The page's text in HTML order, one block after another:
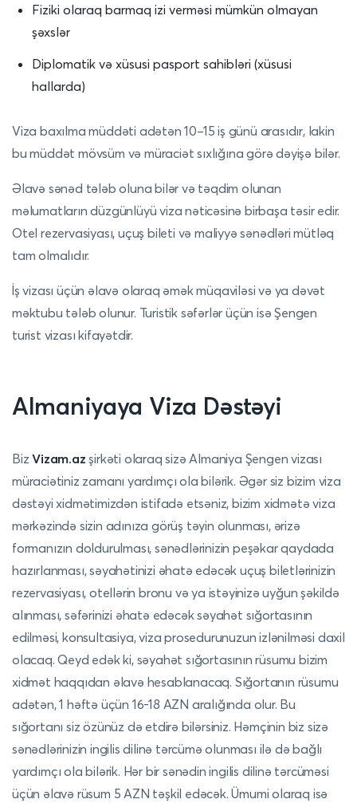
Fiziki olaraq barmaq izi verməsi mümkün olmayan
şəxslər
Diplomatik və xüsusi pasport sahibləri (xüsusi
hallarda)
Viza baxılma müddəti adətən 10–15 iş günü arasıdır, lakin
bu müddət mövsüm və müraciət sıxlığına görə dəyişə bilər.
Əlavə sənəd tələb oluna bilər və təqdim olunan
məlumatların düzgünlüyü viza nəticəsinə birbaşa təsir edir.
Otel rezervasiyası, uçuş bileti və maliyyə sənədləri mütləq
tam olmalıdır.
İş vizası üçün əlavə olaraq əmək müqaviləsi və ya dəvət
məktubu tələb olunur. Turistik səfərlər üçün isə Şengen
turist vizası kifayətdir.
Almaniyaya Viza Dəstəyi
BizVizam.az şirkəti olaraq sizə Almaniya Şengen vizası
müraciətiniz zamanı yardımçı ola bilərik. Əgər siz bizim viza
dəstəyi xidmətimizdən istifadə etsəniz, bizim xidmətə viza
mərkəzində sizin adınıza görüş təyin olunması, ərizə
formanızın doldurulması, sənədlərinizin peşəkar qaydada
hazırlanması, səyahətinizi əhatə edəcək uçuş biletlərinizin
rezervasiyası, otellərin bronu və ya istəyinizə uyğun şəkildə
alınması, səfərinizi əhatə edəcək səyahət sığortasının
edilməsi, konsultasiya, viza prosedurunuzun izlənilməsi daxil
olacaq. Qeyd edək ki, səyahət sığortasının rüsumu bizim
xidmət haqqıdan əlavə hesablanacaq. Sığortanın rüsumu
adətən, 1 həftə üçün 16-18 AZN aralığında olur. Bu
sığortanı siz özünüz də etdirə bilərsiniz. Həmçinin biz sizə
sənədlərinizin ingilis dilinə tərcümə olunması ilə də bağlı
yardımçı ola bilərik. Hər bir sənədin ingilis dilinə tərcüməsi
üçün əlavə rüsum 5 AZN təşkil edəcək. Ümumi olaraq isə